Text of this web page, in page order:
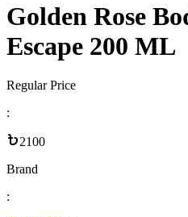
Golden Rose
Escape 200 ML
Regular Price
:
2100
Brand
: